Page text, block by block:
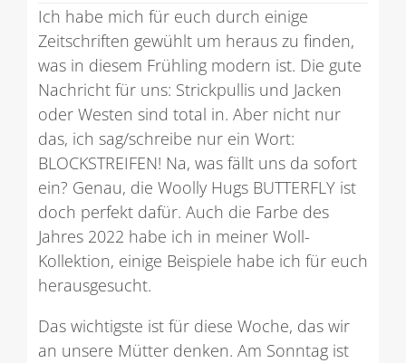
Ich habe mich für euch durch einige
Zeitschriften gewühlt um heraus zu finden,
was in diesem Frühling modern ist. Die gute
Nachricht für uns: Strickpullis und Jacken
oder Westen sind total in. Aber nicht nur
das, ich sag/schreibe nur ein Wort:
BLOCKSTREIFEN! Na, was fällt uns da sofort
ein? Genau, die Woolly Hugs BUTTERFLY ist
doch perfekt dafür. Auch die Farbe des
Jahres 2022 habe ich in meiner Woll-
Kollektion, einige Beispiele habe ich für euch
herausgesucht.
Das wichtigste ist für diese Woche, das wir
an unsere Mütter denken. Am Sonntag ist